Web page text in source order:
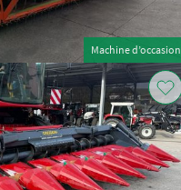
Machine d’occasion